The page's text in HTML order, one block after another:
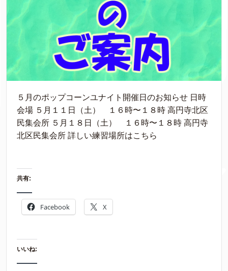
５月のポップコーンユナイト開催日のお知らせ 日時
会場 ５月１１日（土） １６時〜１８時 高円寺北区
民集会所 ５月１８日（土） １６時〜１８時 高円寺
北区民集会所 詳しい練習場所はこちら
共有:
Facebook X
いいね: